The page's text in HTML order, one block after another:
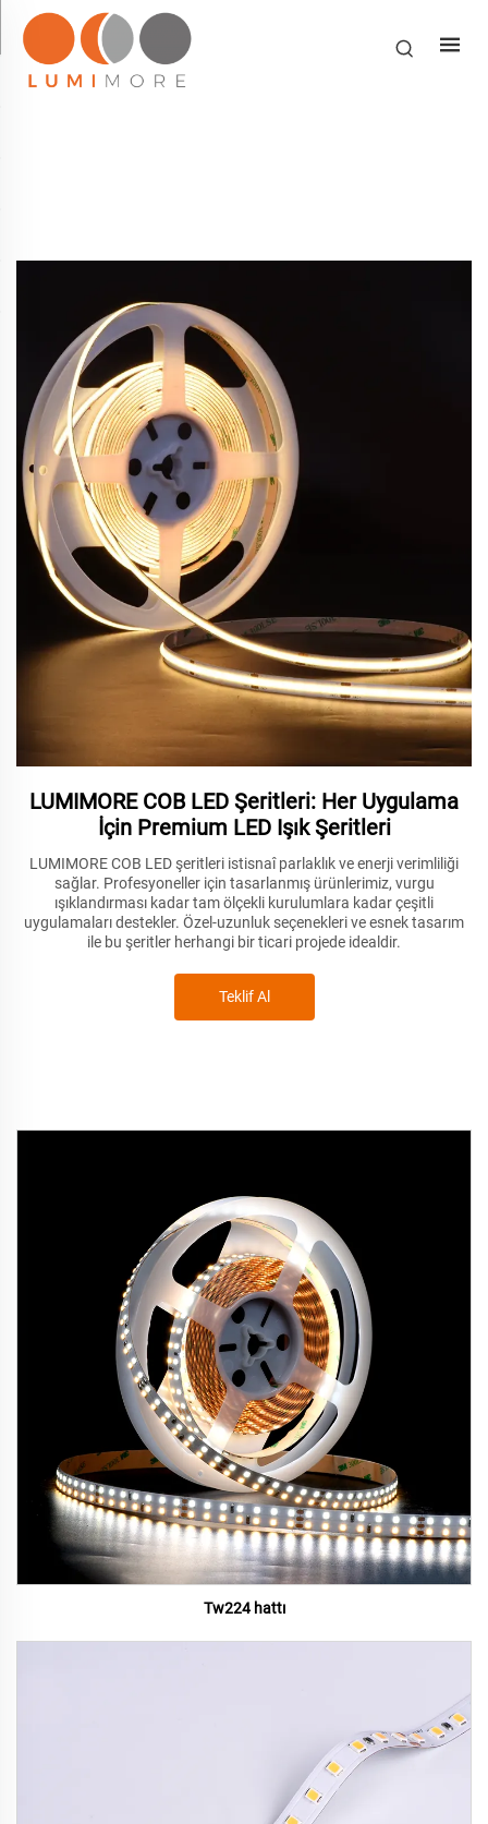
LUMIMORE COB LED Şeritleri: Her Uygulama
İçin Premium LED Işık Şeritleri
LUMIMORE COB LED şeritleri istisnaî parlaklık ve enerji verimliliği
sağlar. Profesyoneller için tasarlanmış ürünlerimiz, vurgu
ışıklandırması kadar tam ölçekli kurulumlara kadar çeşitli
uygulamaları destekler. Özel-uzunluk seçenekleri ve esnek tasarım
ile bu şeritler herhangi bir ticari projede idealdir.
Teklif Al
Tw224 hattı